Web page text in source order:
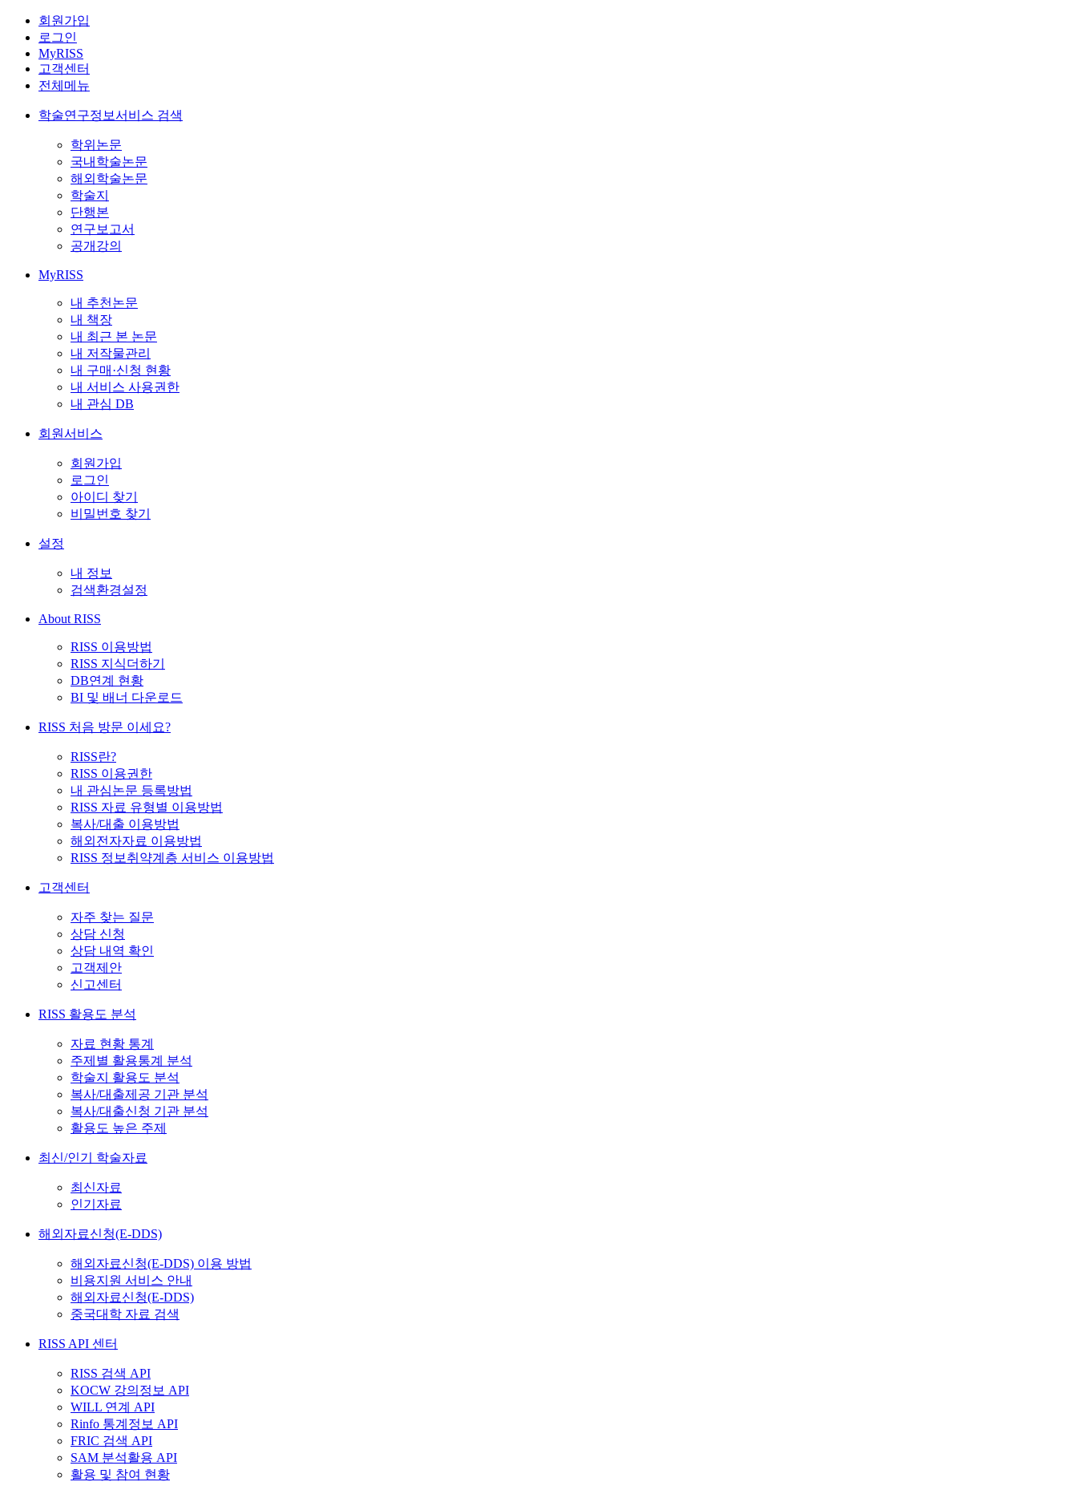
회원가입
로그인
MyRISS
고객센터
전체메뉴
학술연구정보서비스 검색
학위논문
국내학술논문
해외학술논문
학술지
단행본
연구보고서
공개강의
MyRISS
내 추천논문
내 책장
내 최근 본 논문
내 저작물관리
내 구매·신청 현황
내 서비스 사용권한
내 관심 DB
회원서비스
회원가입
로그인
아이디 찾기
비밀번호 찾기
설정
내 정보
검색환경설정
About RISS
RISS 이용방법
RISS 지식더하기
DB연계 현황
BI 및 배너 다운로드
RISS 처음 방문 이세요?
RISS란?
RISS 이용권한
내 관심논문 등록방법
RISS 자료 유형별 이용방법
복사/대출 이용방법
해외전자자료 이용방법
RISS 정보취약계층 서비스 이용방법
고객센터
자주 찾는 질문
상담 신청
상담 내역 확인
고객제안
신고센터
RISS 활용도 분석
자료 현황 통계
주제별 활용통계 분석
학술지 활용도 분석
복사/대출제공 기관 분석
복사/대출신청 기관 분석
활용도 높은 주제
최신/인기 학술자료
최신자료
인기자료
해외자료신청(E-DDS)
해외자료신청(E-DDS) 이용 방법
비용지원 서비스 안내
해외자료신청(E-DDS)
중국대학 자료 검색
RISS API 센터
RISS 검색 API
KOCW 강의정보 API
WILL 연계 API
Rinfo 통계정보 API
FRIC 검색 API
SAM 분석활용 API
활용 및 참여 현황